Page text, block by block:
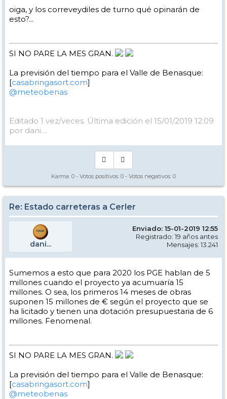
oiga, y los correveydiles de turno qué opinarán de
esto?...
SI NO PARE LA MES GRAN.
La previsión del tiempo para el Valle de Benasque:
[casabringasort.com]
@meteobenas
Editado 1 vez/veces. Última edición el 15/01/2019 12:09
por dani....
Karma: 0 - Votos positivos: 0 - Votos negativos: 0
Re: Estado carreteras a Cerler
dani...
Enviado: 15-01-2019 12:55
Registrado: 19 años antes
Mensajes: 13.241
Sumemos a esto que para 2020 los PGE hablan de 5
millones cuando el proyecto ya acumuaría 15
millones. O sea, los primeros 14 meses de obras
suponen 15 millones de € según el proyecto que se
ha licitado y tienen una dotación presupuestaria de 6
millones. Fenomenal.
SI NO PARE LA MES GRAN.
La previsión del tiempo para el Valle de Benasque:
[casabringasort.com]
@meteobenas